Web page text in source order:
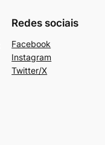
Redes sociais
Facebook
Instagram
Twitter/X